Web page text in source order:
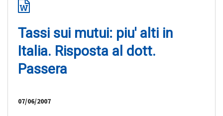
Tassi sui mutui: piu' alti in
Italia. Risposta al dott.
Passera
07/06/2007